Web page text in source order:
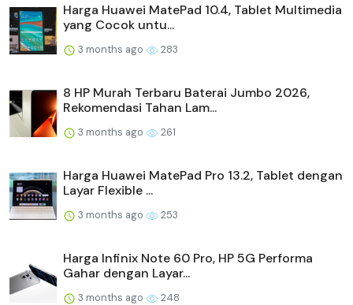
Harga Huawei MatePad 10.4, Tablet Multimedia
yang Cocok untu...
3 months ago 283
8 HP Murah Terbaru Baterai Jumbo 2026,
Rekomendasi Tahan Lam...
3 months ago 261
Harga Huawei MatePad Pro 13.2, Tablet dengan
Layar Flexible ...
3 months ago 253
Harga Infinix Note 60 Pro, HP 5G Performa
Gahar dengan Layar...
3 months ago 248